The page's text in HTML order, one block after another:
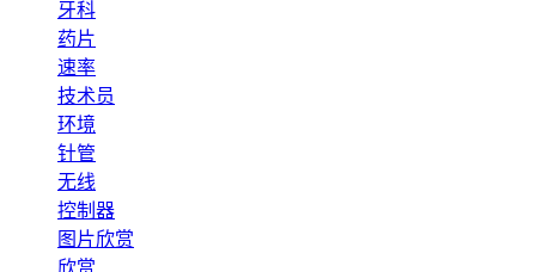
牙科
药片
速率
技术员
环境
针管
无线
控制器
图片欣赏